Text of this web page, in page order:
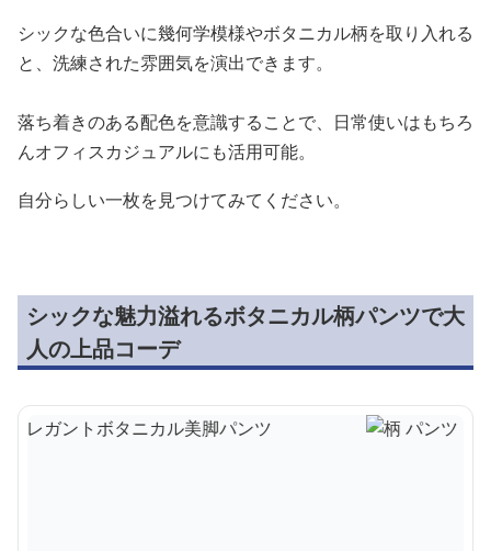
シックな色合いに幾何学模様やボタニカル柄を取り入れる
と、洗練された雰囲気を演出できます。
落ち着きのある配色を意識することで、日常使いはもちろ
んオフィスカジュアルにも活用可能。
自分らしい一枚を見つけてみてください。
シックな魅力溢れるボタニカル柄パンツで大
人の上品コーデ